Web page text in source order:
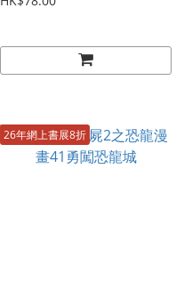
26年網上書展8折